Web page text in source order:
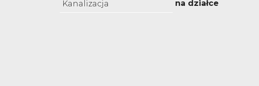
Kanalizacja
na działce